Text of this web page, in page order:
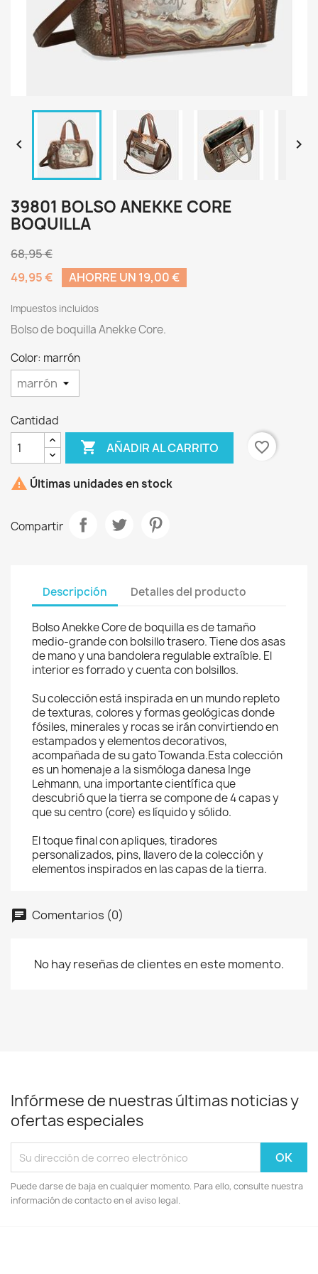
 
39801 BOLSO ANEKKE CORE
BOQUILLA
68,95 €
49,95 €
AHORRE UN 19,00 €
Impuestos incluidos
Bolso de boquilla Anekke Core.
Color: marrón
Cantidad
 AÑADIR AL CARRITO favorite_border
 Últimas unidades en stock
Compartir
Descripción Detalles del producto
Bolso Anekke Core de boquilla es de tamaño
medio-grande con bolsillo trasero. Tiene dos asas
de mano y una bandolera regulable extraíble. El
interior es forrado y cuenta con bolsillos.
Su colección está inspirada en un mundo repleto
de texturas, colores y formas geológicas donde
fósiles, minerales y rocas se irán convirtiendo en
estampados y elementos decorativos,
acompañada de su gato Towanda.Esta colección
es un homenaje a Ia sismóloga danesa Inge
Lehmann, una importante científica que
descubrió que la tierra se compone de 4 capas y
que su centro (core) es líquido y sólido.
El toque final con apliques, tiradores
personalizados, pins, llavero de la colección y
elementos inspirados en las capas de la tierra.
Comentarios (0)
No hay reseñas de clientes en este momento.
Infórmese de nuestras últimas noticias y
ofertas especiales
Puede darse de baja en cualquier momento. Para ello, consulte nuestra
información de contacto en el aviso legal.
Crear lista de deseos
Nombre de la lista de deseos
Cancelar Crear lista de deseos